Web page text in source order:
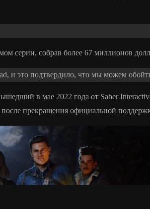
серии, собрав более 67 миллионов
и это подтвердило, что мы можем
в мае 2022 года от Saber
прекращения официальной